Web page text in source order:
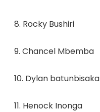
8. Rocky Bushiri
9. Chancel Mbemba
10. Dylan batunbisaka
11. Henock Inonga